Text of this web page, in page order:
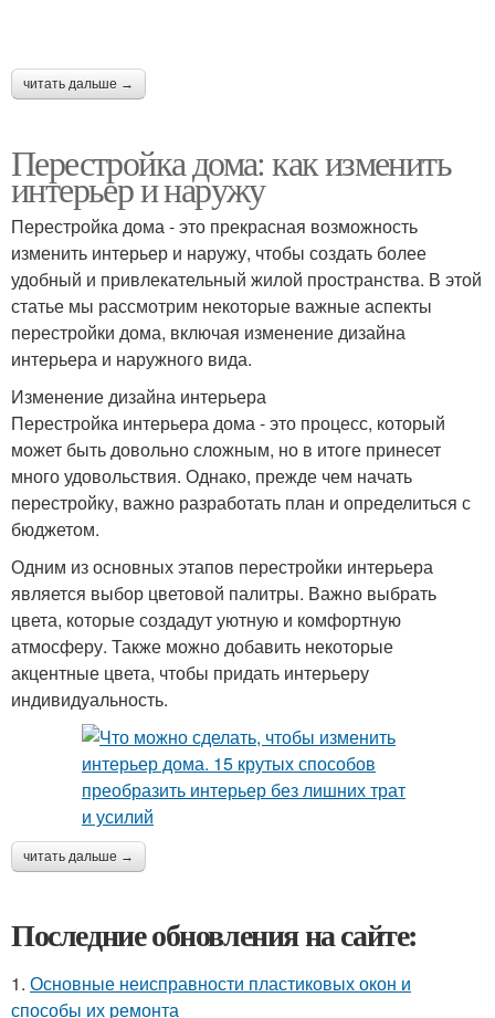
читать дальше →
Перестройка дома: как изменить
интерьер и наружу
Перестройка дома - это прекрасная возможность
изменить интерьер и наружу, чтобы создать более
удобный и привлекательный жилой пространства. В этой
статье мы рассмотрим некоторые важные аспекты
перестройки дома, включая изменение дизайна
интерьера и наружного вида.
Изменение дизайна интерьера
Перестройка интерьера дома - это процесс, который
может быть довольно сложным, но в итоге принесет
много удовольствия. Однако, прежде чем начать
перестройку, важно разработать план и определиться с
бюджетом.
Одним из основных этапов перестройки интерьера
является выбор цветовой палитры. Важно выбрать
цвета, которые создадут уютную и комфортную
атмосферу. Также можно добавить некоторые
акцентные цвета, чтобы придать интерьеру
индивидуальность.
читать дальше →
Последние обновления на сайте:
1. Основные неисправности пластиковых окон и
способы их ремонта